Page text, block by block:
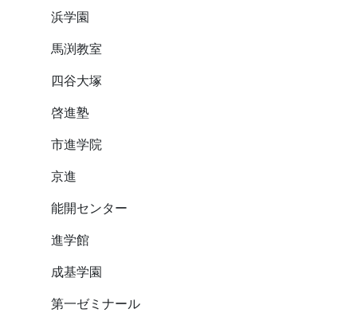
浜学園
馬渕教室
四谷大塚
啓進塾
市進学院
京進
能開センター
進学館
成基学園
第一ゼミナール